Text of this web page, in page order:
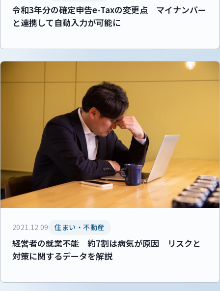
令和3年分の確定申告e-Taxの変更点 マイナンバー
と連携して自動入力が可能に
2021.12.09 住まい・不動産
経営者の就業不能 約7割は病気が原因 リスクと
対策に関するデータを解説